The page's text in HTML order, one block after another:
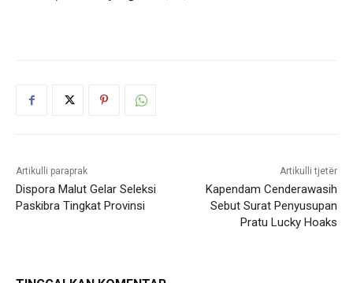
Artikulli paraprak
Dispora Malut Gelar Seleksi
Paskibra Tingkat Provinsi
Artikulli tjetër
Kapendam Cenderawasih
Sebut Surat Penyusupan
Pratu Lucky Hoaks